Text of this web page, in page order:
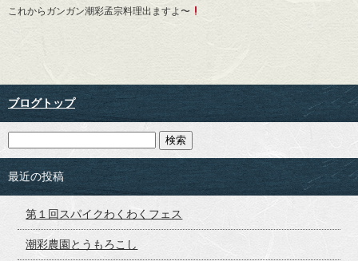
これからガンガン潮彩孟宗料理出ますよ〜
ブログトップ
最近の投稿
第１回スパイクわくわくフェス
潮彩農園とうもろこし